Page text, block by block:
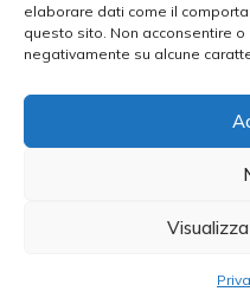
elaborare dati come il
questo sito. Non acconsentire
negativamente su alcune
Arti Marziali
Atletica Leggera
Iscritta Presso Il Registro